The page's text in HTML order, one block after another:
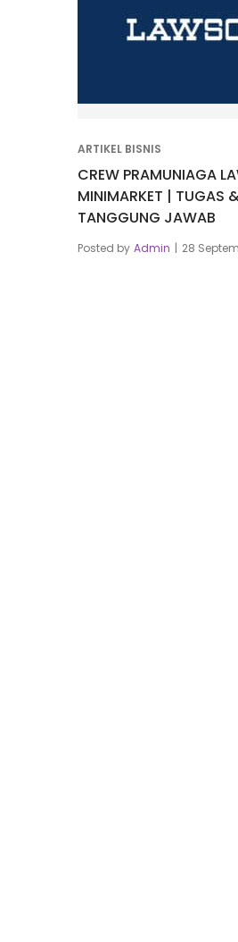
ARTIKEL BISNIS
CREW PRAMUNIAGA
MINIMARKET | TUGAS
TANGGUNG JAWAB
Posted by Admin 28